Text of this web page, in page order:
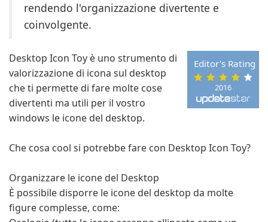
rendendo l'organizzazione divertente e
coinvolgente.
2016
Editor's Rating
Desktop Icon Toy è uno strumento di
valorizzazione di icona sul desktop
che ti permette di fare molte cose
divertenti ma utili per il vostro
windows le icone del desktop.
Che cosa cool si potrebbe fare con Desktop Icon Toy?
Organizzare le icone del Desktop
È possibile disporre le icone del desktop da molte
figure complesse, come: